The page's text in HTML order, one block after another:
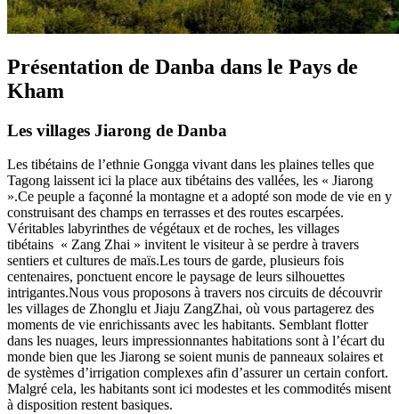
Présentation de Danba dans le Pays de
Kham
Les villages Jiarong de Danba
Les tibétains de l’ethnie Gongga vivant dans les plaines telles que
Tagong laissent ici la place aux tibétains des vallées, les « Jiarong
».Ce peuple a façonné la montagne et a adopté son mode de vie en y
construisant des champs en terrasses et des routes escarpées.
Véritables labyrinthes de végétaux et de roches, les villages
tibétains « Zang Zhai » invitent le visiteur à se perdre à travers
sentiers et cultures de maïs.Les tours de garde, plusieurs fois
centenaires, ponctuent encore le paysage de leurs silhouettes
intrigantes.Nous vous proposons à travers nos circuits de découvrir
les villages de Zhonglu et Jiaju ZangZhai, où vous partagerez des
moments de vie enrichissants avec les habitants. Semblant flotter
dans les nuages, leurs impressionnantes habitations sont à l’écart du
monde bien que les Jiarong se soient munis de panneaux solaires et
de systèmes d’irrigation complexes afin d’assurer un certain confort.
Malgré cela, les habitants sont ici modestes et les commodités misent
à disposition restent basiques.